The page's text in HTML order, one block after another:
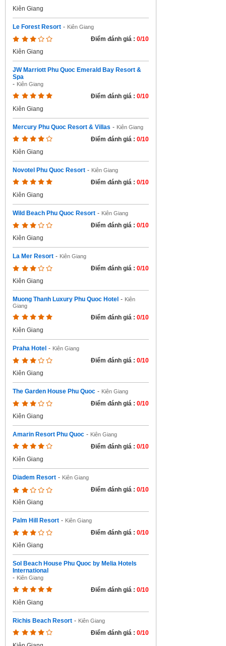
Kiên Giang
Le Forest Resort - Kiên Giang
Điểm đánh giá : 0/10
Kiên Giang
JW Marriott Phu Quoc Emerald Bay Resort &
Spa
- Kiên Giang
Điểm đánh giá : 0/10
Kiên Giang
Mercury Phu Quoc Resort & Villas - Kiên Giang
Điểm đánh giá : 0/10
Kiên Giang
Novotel Phu Quoc Resort - Kiên Giang
Điểm đánh giá : 0/10
Kiên Giang
Wild Beach Phu Quoc Resort - Kiên Giang
Điểm đánh giá : 0/10
Kiên Giang
La Mer Resort - Kiên Giang
Điểm đánh giá : 0/10
Kiên Giang
Muong Thanh Luxury Phu Quoc Hotel - Kiên
Giang
Điểm đánh giá : 0/10
Kiên Giang
Praha Hotel - Kiên Giang
Điểm đánh giá : 0/10
Kiên Giang
The Garden House Phu Quoc - Kiên Giang
Điểm đánh giá : 0/10
Kiên Giang
Amarin Resort Phu Quoc - Kiên Giang
Điểm đánh giá : 0/10
Kiên Giang
Diadem Resort - Kiên Giang
Điểm đánh giá : 0/10
Kiên Giang
Palm Hill Resort - Kiên Giang
Điểm đánh giá : 0/10
Kiên Giang
Sol Beach House Phu Quoc by Melia Hotels
International
- Kiên Giang
Điểm đánh giá : 0/10
Kiên Giang
Richis Beach Resort - Kiên Giang
Điểm đánh giá : 0/10